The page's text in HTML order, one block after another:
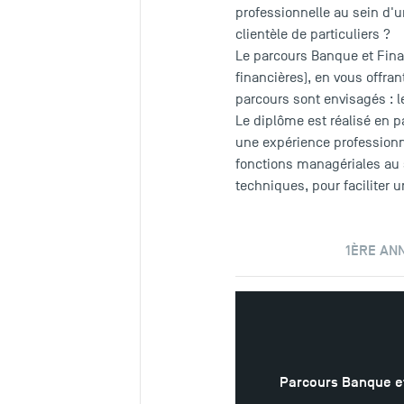
professionnelle au sein
clientèle de particuliers ?
Le parcours Banque et
financières), en vous
parcours sont envisagés :
Le diplôme est réalisé en
une expérience
fonctions managériales
techniques, pour faciliter
1ÈRE
Parcours Banque